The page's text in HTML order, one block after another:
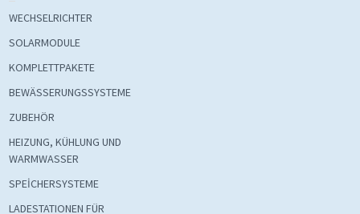
WECHSELRICHTER
SOLARMODULE
KOMPLETTPAKETE
BEWÄSSERUNGSSYSTEME
ZUBEHÖR
HEIZUNG, KÜHLUNG UND
WARMWASSER
SPEİCHERSYSTEME
LADESTATIONEN FÜR